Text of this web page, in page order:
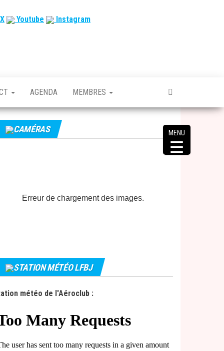
Youtube Instagram
AGENDA MEMBRES
CAMÉRAS
Erreur de chargement des images.
STATION MÉTÉO LFBJ
météo de l'Aéroclub :
MENU